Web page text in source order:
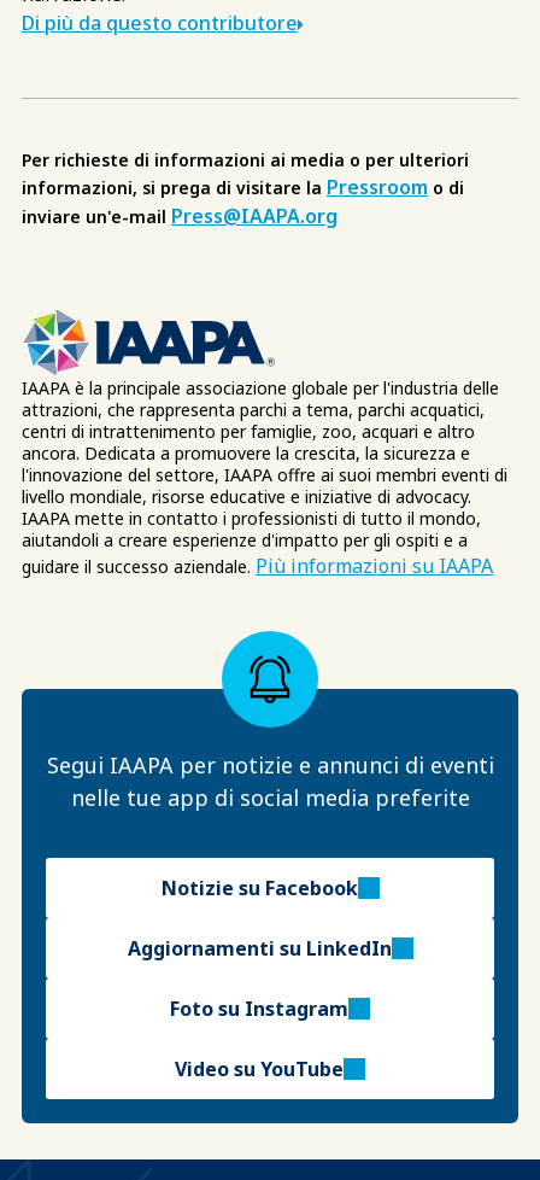
Di più da questo contributore
Per richieste di informazioni ai media o per ulteriori
informazioni, si prega di visitare la Pressroom o di
inviare un'e-mail Press@IAAPA.org
IAAPA è la principale associazione globale per l'industria delle
attrazioni, che rappresenta parchi a tema, parchi acquatici,
centri di intrattenimento per famiglie, zoo, acquari e altro
ancora. Dedicata a promuovere la crescita, la sicurezza e
l'innovazione del settore, IAAPA offre ai suoi membri eventi di
livello mondiale, risorse educative e iniziative di advocacy.
IAAPA mette in contatto i professionisti di tutto il mondo,
aiutandoli a creare esperienze d'impatto per gli ospiti e a
guidare il successo aziendale. Più informazioni su IAAPA
Segui IAAPA per notizie e annunci di eventi
nelle tue app di social media preferite
Notizie su Facebook
Aggiornamenti su LinkedIn
Foto su Instagram
Video su YouTube